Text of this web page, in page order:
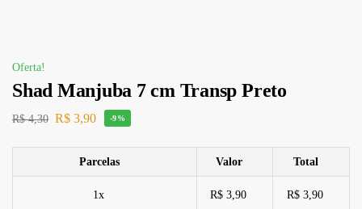
Oferta!
Shad Manjuba 7 cm Transp Preto
R$4,30 R$ 3,90 -9%
Parcelas Valor Total
1x R$ 3,90 R$ 3,90